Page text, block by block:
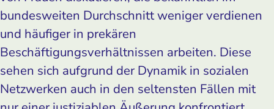
bundesweiten Durchschnitt weniger verdienen
und häufiger in prekären
Beschäftigungsverhältnissen arbeiten. Diese
sehen sich aufgrund der Dynamik in sozialen
Netzwerken auch in den seltensten Fällen mit